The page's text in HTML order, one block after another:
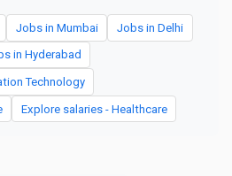
Jobs in Mumbai Jobs in Delhi
in Hyderabad
Technology
Explore salaries - Healthcare